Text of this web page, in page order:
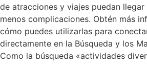
de atracciones y viajes puedan
menos complicaciones. Obtén más
cómo puedes utilizarlas para
directamente en la Búsqueda y los
Como la búsqueda «actividades